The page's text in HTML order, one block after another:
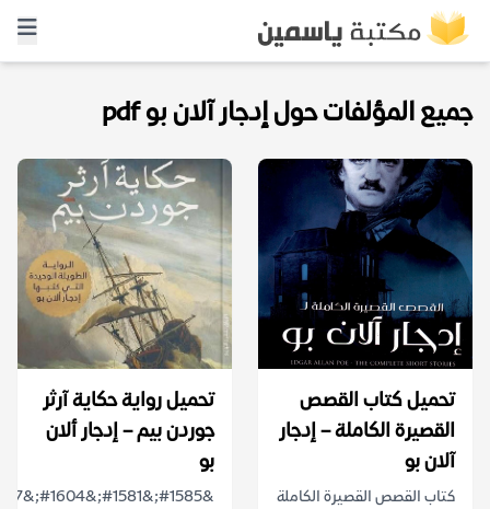
جميع المؤلفات حول إدجار آلان بو pdf
تحميل كتاب القصص
القصيرة الكاملة – إدجار
آلان بو
كتاب القصص القصيرة الكاملة
تحميل رواية حكاية آرثر
جوردن بيم – إدجار ألان
بو